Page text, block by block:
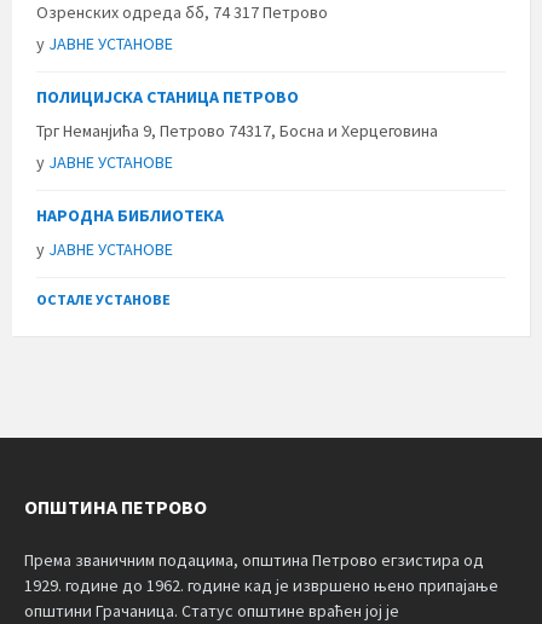
Озренских одреда бб, 74 317 Петрово
у ЈАВНЕ УСТАНОВЕ
ПОЛИЦИЈСКА СТАНИЦА ПЕТРОВО
Трг Неманјића 9, Петрово 74317, Босна и Херцеговина
у ЈАВНЕ УСТАНОВЕ
НАРОДНА БИБЛИОТЕКА
у ЈАВНЕ УСТАНОВЕ
ОСТАЛЕ УСТАНОВЕ
ОПШТИНА ПЕТРОВО
Према званичним подацима, општина Петрово егзистира од
1929. године до 1962. године кад је извршено њено припајање
општини Грачаница. Статус општине враћен јој је